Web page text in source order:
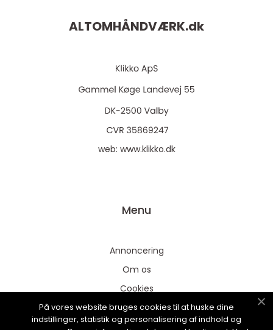
ALTOMHÅNDVÆRK.dk
web: www.klikko.dk
Menu
Annoncering
Om os
Cookies
Kontakt os
Sitemap
På vores website bruges cookies til at huske dine
indstillinger, statistik og personalisering af indhold og